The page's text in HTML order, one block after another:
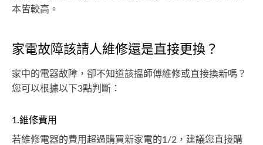
本皆較高。
家電故障該請人維修還是直接更換？
家中的電器故障，卻不知道該搵師傅維修或直接換新嗎？
您可以根據以下3點判斷：
1.維修費用
若維修電器的費用超過購買新家電的1/2，建議您直接購